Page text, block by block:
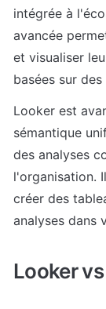
intégrée à
avancée
et visualiser
basées sur
Looker est
sémantique
des analyses
l'organisation.
créer des
analyses dans
Looker